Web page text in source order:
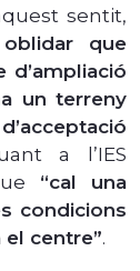
sentit,
que
un terreny
a l’IES
“cal una
condicions
centre”.